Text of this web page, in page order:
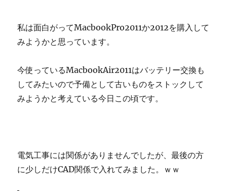
私は面白がってMacbookPro2011か2012を購入して
みようかと思っています。
今使っているMacbookAir2011はバッテリー交換も
してみたいので予備として古いものをストックして
みようかと考えている今日この頃です。
電気工事には関係がありませんでしたが、最後の方
に少しだけCAD関係で入れてみました。ｗｗ